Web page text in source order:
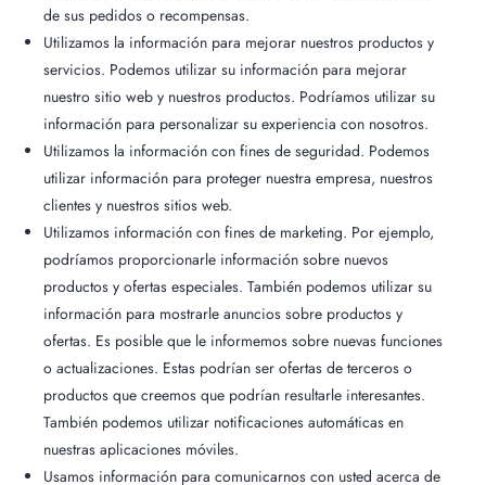
de sus pedidos o recompensas.
Utilizamos la información para mejorar nuestros productos y
servicios. Podemos utilizar su información para mejorar
nuestro sitio web y nuestros productos. Podríamos utilizar su
información para personalizar su experiencia con nosotros.
Utilizamos la información con fines de seguridad. Podemos
utilizar información para proteger nuestra empresa, nuestros
clientes y nuestros sitios web.
Utilizamos información con fines de marketing. Por ejemplo,
podríamos proporcionarle información sobre nuevos
productos y ofertas especiales. También podemos utilizar su
información para mostrarle anuncios sobre productos y
ofertas. Es posible que le informemos sobre nuevas funciones
o actualizaciones. Estas podrían ser ofertas de terceros o
productos que creemos que podrían resultarle interesantes.
También podemos utilizar notificaciones automáticas en
nuestras aplicaciones móviles.
Usamos información para comunicarnos con usted acerca de